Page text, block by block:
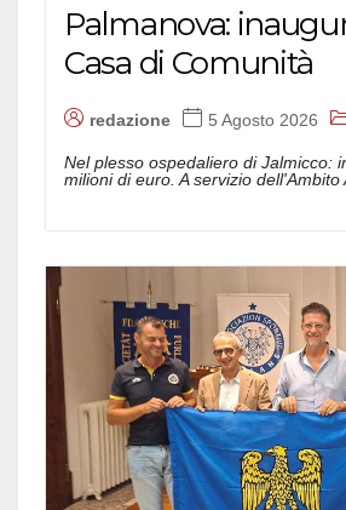
Palmanova:
Casa di Comunità
redazione 5 Agosto 2026
Nel plesso ospedaliero di Jalmicco:
milioni di euro. A servizio dell'Ambito